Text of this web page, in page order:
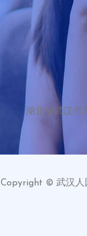
湖北省武汉市
Copyright © 武汉人